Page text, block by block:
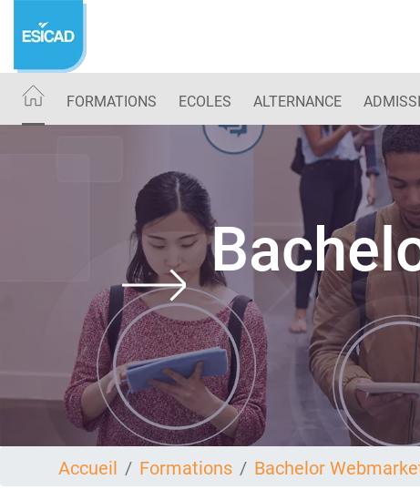
contenu
FORMATIONS ECOLES ALTERNANCE
Accueil Formations Bachelor